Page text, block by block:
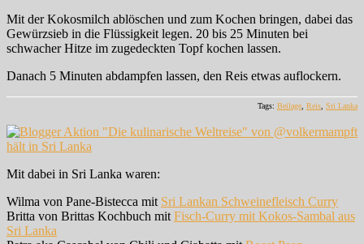
Mit der Kokosmilch ablöschen und zum Kochen bringen, dabei das
Gewürzsieb in die Flüssigkeit legen. 20 bis 25 Minuten bei
schwacher Hitze im zugedeckten Topf kochen lassen.
Danach 5 Minuten abdampfen lassen, den Reis etwas auflockern.
Tags: Beilage Reis Sri Lanka
Mit dabei in Sri Lanka waren:
Wilma von Pane-Bistecca mit Sri Lankan Schweinefleisch Curry
Britta von Brittas Kochbuch mit Fisch-Curry mit Kokos-Sambal aus
Sri Lanka